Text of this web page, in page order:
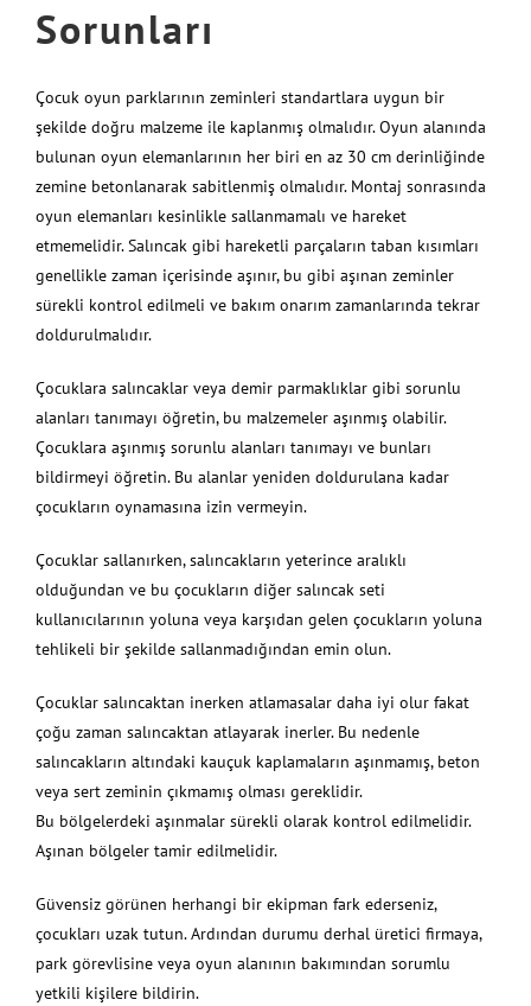
Sorunları
Çocuk oyun parklarının zeminleri standartlara uygun bir
şekilde doğru malzeme ile kaplanmış olmalıdır. Oyun alanında
bulunan oyun elemanlarının her biri en az 30 cm derinliğinde
zemine betonlanarak sabitlenmiş olmalıdır. Montaj sonrasında
oyun elemanları kesinlikle sallanmamalı ve hareket
etmemelidir. Salıncak gibi hareketli parçaların taban kısımları
genellikle zaman içerisinde aşınır, bu gibi aşınan zeminler
sürekli kontrol edilmeli ve bakım onarım zamanlarında tekrar
doldurulmalıdır.
Çocuklara salıncaklar veya demir parmaklıklar gibi sorunlu
alanları tanımayı öğretin, bu malzemeler aşınmış olabilir.
Çocuklara aşınmış sorunlu alanları tanımayı ve bunları
bildirmeyi öğretin. Bu alanlar yeniden doldurulana kadar
çocukların oynamasına izin vermeyin.
Çocuklar sallanırken, salıncakların yeterince aralıklı
olduğundan ve bu çocukların diğer salıncak seti
kullanıcılarının yoluna veya karşıdan gelen çocukların yoluna
tehlikeli bir şekilde sallanmadığından emin olun.
Çocuklar salıncaktan inerken atlamasalar daha iyi olur fakat
çoğu zaman salıncaktan atlayarak inerler. Bu nedenle
salıncakların altındaki kauçuk kaplamaların aşınmamış, beton
veya sert zeminin çıkmamış olması gereklidir.
Bu bölgelerdeki aşınmalar sürekli olarak kontrol edilmelidir.
Aşınan bölgeler tamir edilmelidir.
Güvensiz görünen herhangi bir ekipman fark ederseniz,
çocukları uzak tutun. Ardından durumu derhal üretici firmaya,
park görevlisine veya oyun alanının bakımından sorumlu
yetkili kişilere bildirin.